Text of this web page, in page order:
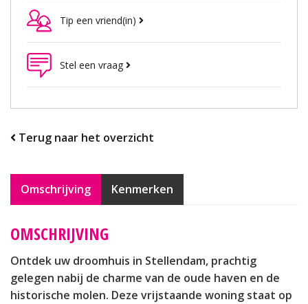
Tip een vriend(in)
Stel een vraag
Terug naar het overzicht
Omschrijving Kenmerken
OMSCHRIJVING
Ontdek uw droomhuis in Stellendam, prachtig
gelegen nabij de charme van de oude haven en de
historische molen. Deze vrijstaande woning staat op